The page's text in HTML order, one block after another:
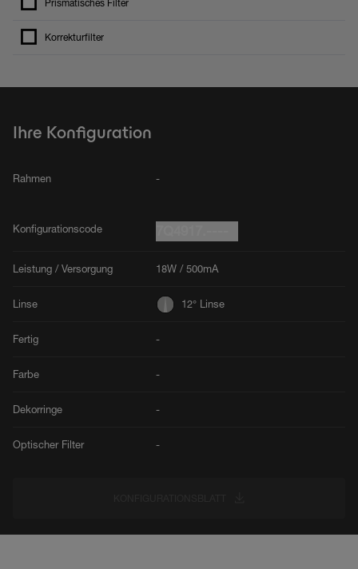
Prismatisches Filter
Korrekturfilter
Ihre Konfiguration
Rahmen -
Konfigurationscode
Leistung / Versorgung 18W / 500mA
Linse 12° Linse
Fertig -
Farbe -
Dekorringe -
Optischer Filter -